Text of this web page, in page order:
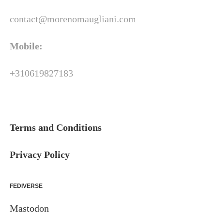
contact@morenomaugliani.com
Mobile:
+310619827183
Terms and Conditions
Privacy Policy
FEDIVERSE
Mastodon